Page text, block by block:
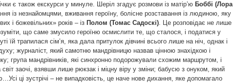
є також екскурси у минуле. Шеріл згадує розмови із матір’ю Боббі (Лора
із незнайомцями, вживання героїну, болісне розставання із людиною, яку
і божевільних» років – із Полом (Томас Садоскі). Це розповідає не лише
що саме змусило героїню осмислити те, що сталося, і податися у
їй трапилася сім’я, яка дала притулок дівчині всього лише на ніч, однак і
журналіст, який самотню мандрівницю назвав цінною знахідкою і
група мандрівників, які синхронно подорожували схожим маршрутом, і
заочі, взявши лише рюкзак і міцну віру у зміни; бабусю з онуком, який
ці зустрічі – не випадковість, це наче нове дихання, яке допомагало